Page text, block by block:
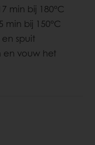
min bij 180°C
min bij 150°C
spuit
vouw het